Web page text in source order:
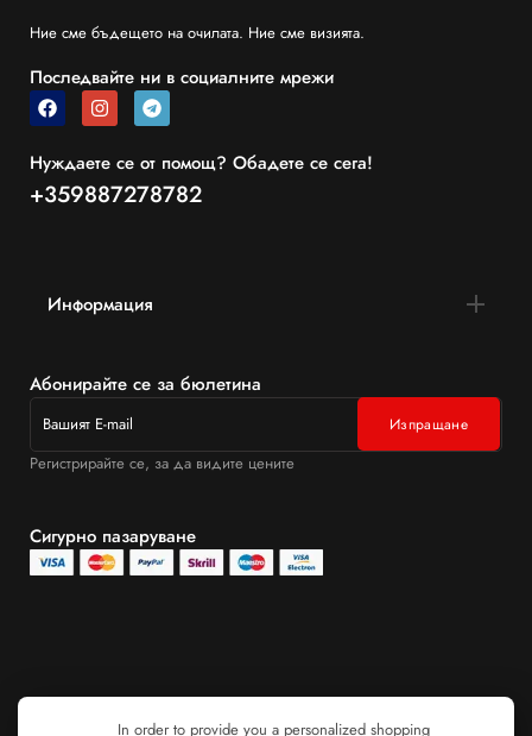
Ние сме бъдещето на очилата. Ние сме визията.
Последвайте ни в социалните мрежи
Нуждаете се от помощ? Обадете се сега!
+359887278782
Информация
Абонирайте се за бюлетина
Регистрирайте се, за да видите цените
Сигурно пазаруване
In order to provide you a personalized shopping